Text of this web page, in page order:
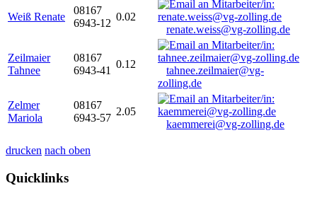
Weiß Renate
08167
6943-12
0.02
renate.weiss@vg-zolling.de
Zeilmaier
Tahnee
08167
6943-41
0.12
tahnee.zeilmaier@vg-
zolling.de
Zelmer
Mariola
08167
6943-57
2.05
kaemmerei@vg-zolling.de
drucken nach oben
Quicklinks